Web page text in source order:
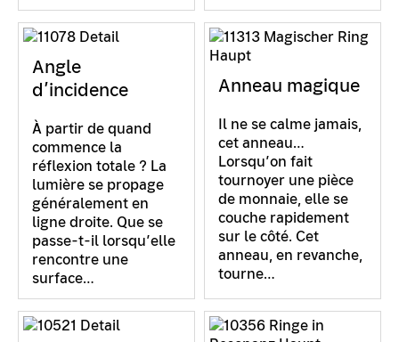
Angle
d’incidence
À partir de quand
commence la
réflexion totale ? La
lumière se propage
généralement en
ligne droite. Que se
passe-t-il lorsqu’elle
rencontre une
surface…
Anneau magique
Il ne se calme jamais,
cet anneau…
Lorsqu’on fait
tournoyer une pièce
de monnaie, elle se
couche rapidement
sur le côté. Cet
anneau, en revanche,
tourne…